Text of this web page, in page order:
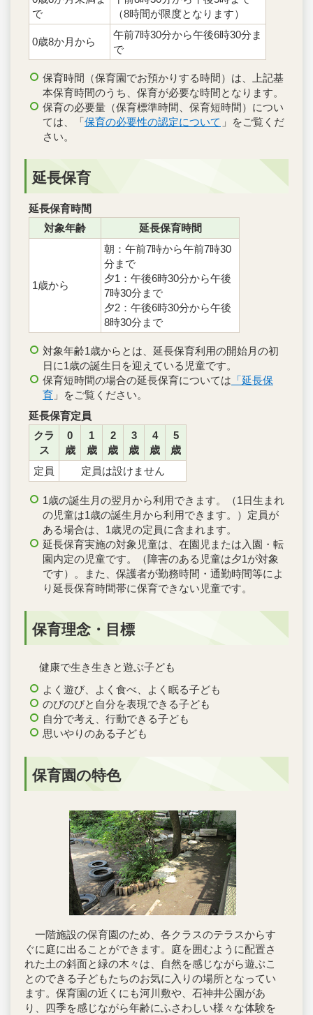
で
（8時間が限度となります）
0歳8か月から
午前7時30分から午後6時30分ま
で
保育時間（保育園でお預かりする時間）は、上記基
本保育時間のうち、保育が必要な時間となります。
保育の必要量（保育標準時間、保育短時間）につい
ては、「保育の必要性の認定について 」をご覧くだ
さい。
延長保育
延長保育時間
対象年齢
延長保育時間
1歳から
朝：午前7時から午前7時30
分まで
夕1：午後6時30分から午後
7時30分まで
夕2：午後6時30分から午後
8時30分まで
対象年齢1歳からとは、延長保育利用の開始月の初
日に1歳の誕生日を迎えている児童です。
保育短時間の場合の延長保育については 「延長保
育 」をご覧ください。
延長保育定員
クラ
ス
0
歳
1
歳
2
歳
3
歳
4
歳
5
歳
定員
定員は設けません
1歳の誕生月の翌月から利用できます。（1日生まれ
の児童は1歳の誕生月から利用できます。）定員が
ある場合は、1歳児の定員に含まれます。
延長保育実施の対象児童は、在園児または入園・転
園内定の児童です。（障害のある児童は夕1が対象
です）。また、保護者が勤務時間・通勤時間等によ
り延長保育時間帯に保育できない児童です。
保育理念・目標
健康で生き生きと遊ぶ子ども
よく遊び、よく食べ、よく眠る子ども
のびのびと自分を表現できる子ども
自分で考え、行動できる子ども
思いやりのある子ども
保育園の特色
一階施設の保育園のため、各クラスのテラスからす
ぐに庭に出ることができます。庭を囲むように配置さ
れた土の斜面と緑の木々は、自然を感じながら遊ぶこ
とのできる子どもたちのお気に入りの場所となってい
ます。保育園の近くにも河川敷や、石神井公園があ
り、四季を感じながら年齢にふさわしい様々な体験を